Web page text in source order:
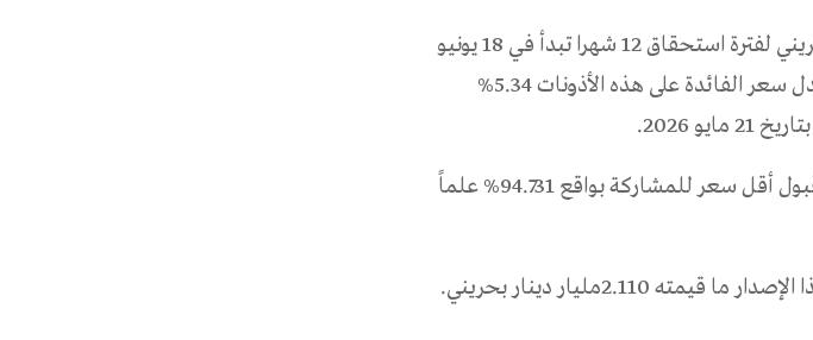
وتبلغ قيمة هذا الإصدار 100 مليون دينار بحريني لفترة استحقاق 12 شهرا تبدأ فـي 18 يونيو
2026 وتنتهي في 17 يونيو 2027، كما بلغ معدل سعر الفائدة على هذه الأذونات 5.34%
وقد بلغ معدل سعر الخصم 94.878% وتم قبول أقل سعر للمشاركة بواقع 94.731% علماً
2.110مليار دينار بحريني.